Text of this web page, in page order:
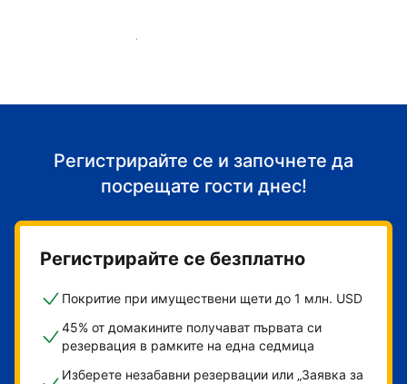
Започнете да приемате гости
Регистрирайте се и започнете да
посрещате гости днес!
Регистрирайте се безплатно
Покритие при имуществени щети до 1 млн. USD
45% от домакините получават първата си
резервация в рамките на една седмица
Изберете незабавни резервации или „Заявка за